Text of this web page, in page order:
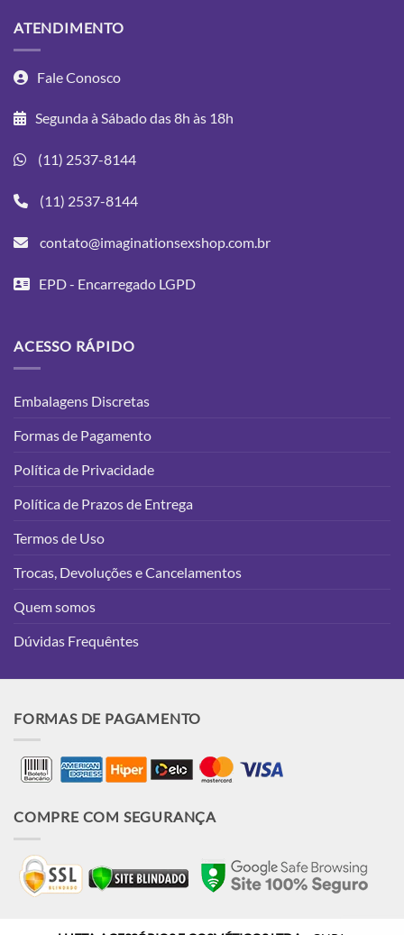
ATENDIMENTO
Fale Conosco
Segunda à Sábado das 8h às 18h
(11) 2537-8144
(11) 2537-8144
contato@imaginationsexshop.com.br
EPD - Encarregado LGPD
ACESSO RÁPIDO
Embalagens Discretas
Formas de Pagamento
Política de Privacidade
Política de Prazos de Entrega
Termos de Uso
Trocas, Devoluções e Cancelamentos
Quem somos
Dúvidas Frequêntes
FORMAS DE PAGAMENTO
COMPRE COM SEGURANÇA